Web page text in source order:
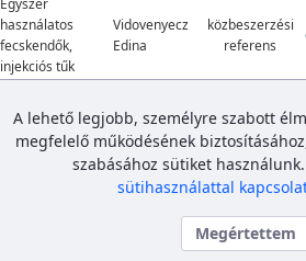
Egyszer
használatos
fecskendők,
injekciós tűk
Vidovenyecz
Edina
közbeszerzési
referens
A Portállal kapcsolatos észrevételek, hibák,
segítségnyújtás:kkpsupport@kef.gov.hu
Közbeszerzési és Ellátási Főigazgatóság
A lehető legjobb, személyre szabott
megfelelő működésének
szabásához sütiket használunk.
sütihasználattal
Megértettem